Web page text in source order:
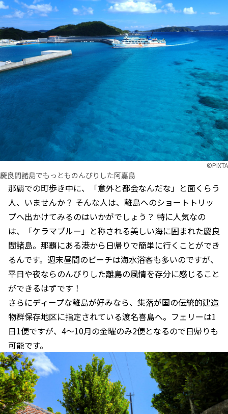
©︎PIXTA
慶良間諸島でもっとものんびりした阿嘉島
那覇での町歩き中に、「意外と都会なんだな」と面くらう
人、いませんか？ そんな人は、離島へのショートトリッ
プへ出かけてみるのはいかがでしょう？ 特に人気なの
は、「ケラマブルー」と称される美しい海に囲まれた慶良
間諸島。那覇にある港から日帰りで簡単に行くことができ
るんです。週末昼間のビーチは海水浴客も多いのですが、
平日や夜ならのんびりした離島の風情を存分に感じること
ができるはずです！
さらにディープな離島が好みなら、集落が国の伝統的建造
物群保存地区に指定されている渡名喜島へ。フェリーは1
日1便ですが、4〜10月の金曜のみ2便となるので日帰りも
可能です。